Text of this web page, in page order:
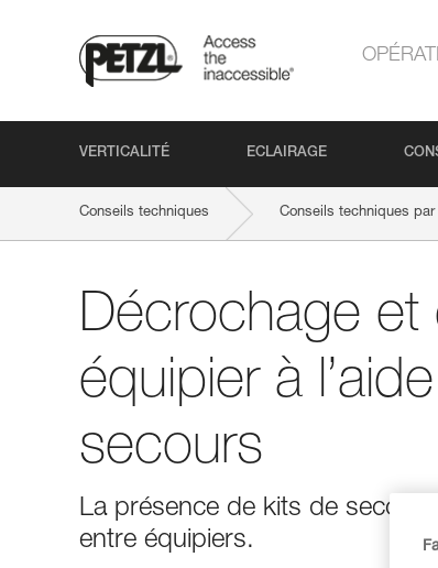
VERTICALITÉ ECLAIRAGE
Conseils techniques Conseils techniques
Décrochage et
équipier à
secours
La présence de kits de
entre équipiers.